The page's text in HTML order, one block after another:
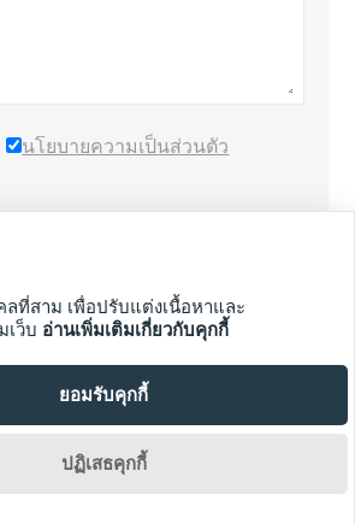
นโยบายความเป็นส่วนตัว
Koten Power Equipment Co. , Ltd.
ลที่สาม เพื่อปรับแต่งเนื้อหาและ
เว็บ อ่านเพิ่มเติมเกี่ยวกับคุกกี้
ยอมรับคุกกี้
ปฏิเสธคุกกี้